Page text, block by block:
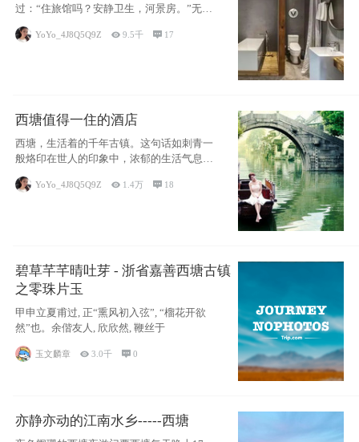
过：“住旅馆吗？安静卫生，河景房。”无意
YoYo_4J8Q5Q9Z 9.5千  17
西塘值得一住的酒店
西塘，生活着的千年古镇。这句话如刺青一
般烙印在世人的印象中，浓郁的生活气息，
小桥流水
YoYo_4J8Q5Q9Z  1.4万  18
碧草芊芊晴吐芽 - 浙省嘉善西塘古镇
之零珠片玉
甲申立夏甫过, 正“熏风初入弦”, “榴花开欲
然”也。余偕友人, 欣欣然, 鞭丝于
玉文麟章  3.0千 0
亦静亦动的江南水乡-----西塘